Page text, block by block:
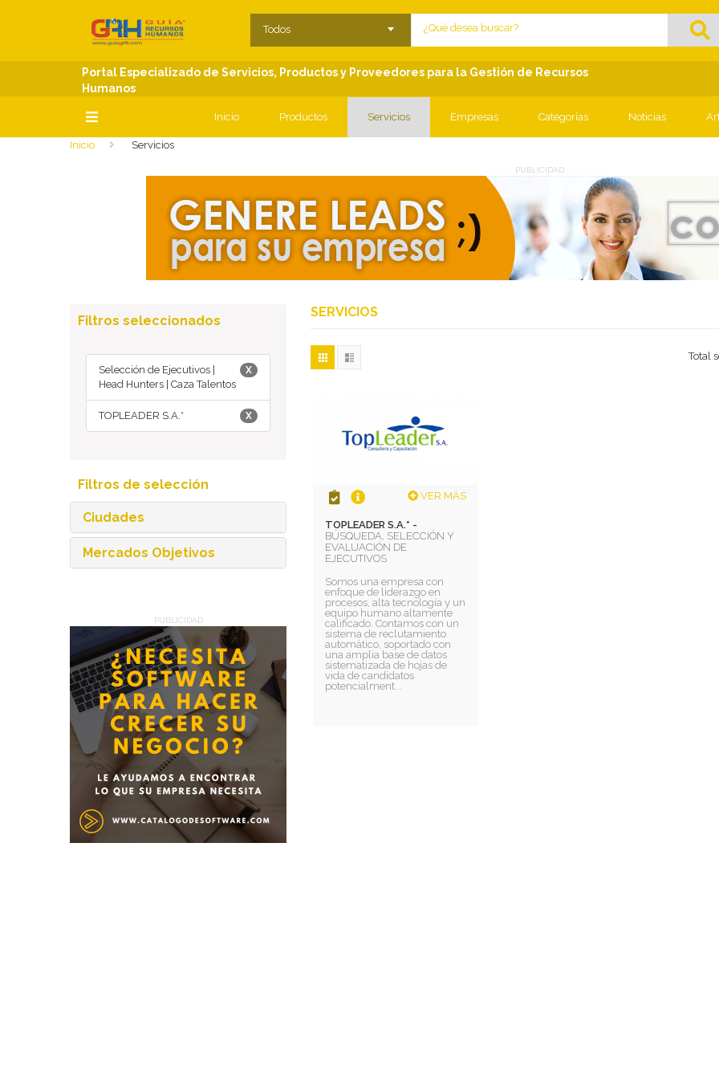
SECCIONES Close menu
Todos
Portal Especializado de Servicios, Productos y Proveedores para la Gestión de Recursos
Humanos
Inicio Productos Servicios Empresas Categorías Noticias
Inicio Servicios
PUBLICIDAD
Filtros seleccionados
X
Selección de Ejecutivos |
Head Hunters | Caza Talentos
X
TOPLEADER S.A.*
Filtros de selección
Ciudades
Mercados Objetivos
PUBLICIDAD
SERVICIOS
Total
VER MÁS
TOPLEADER S.A.* -
BÚSQUEDA, SELECCIÓN Y
EVALUACIÓN DE
EJECUTIVOS
Somos una empresa con
enfoque de liderazgo en
procesos, alta tecnología y un
equipo humano altamente
calificado. Contamos con un
sistema de reclutamiento
automático, soportado con
una amplia base de datos
sistematizada de hojas de
vida de candidatos
potencialment...